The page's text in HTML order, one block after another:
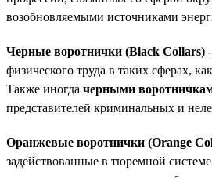
возобновляемыми источниками
Черные воротнички (Black
физического труда в таких сферах,
Также иногда черными
представителей криминальных и
Оранжевые воротнички (Orange
задействованные в тюремной